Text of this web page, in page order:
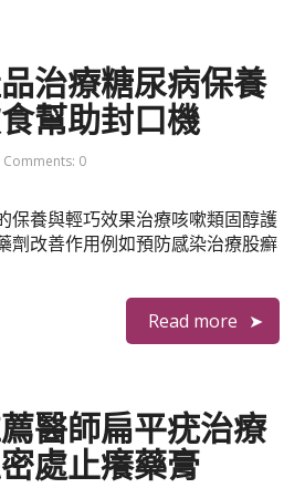
治療糖尿病保養
幫助封口機
Comments: 0
保養與輕巧效果治療咳嗽類固醇護
劑改善作用例如預防感染治療股癬
Read more
醫師扁平疣治療
處止癢藥膏